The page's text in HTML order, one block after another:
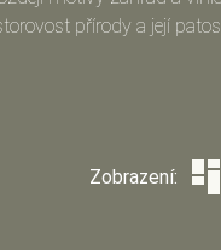
přírody a její
postav českých
Zobrazení: